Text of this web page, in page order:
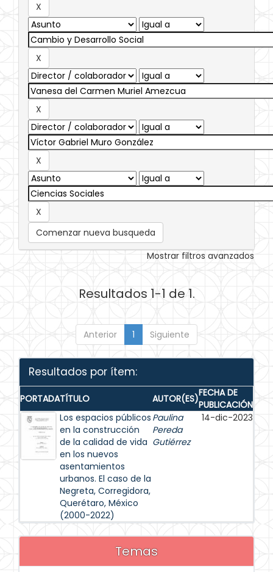
Comenzar nueva busqueda
Mostrar filtros avanzados
Resultados 1-1 de 1.
Anterior 1 Siguiente
Resultados por ítem:
PORTADATÍTULO AUTOR(ES)FECHA DE
PUBLICACIÓN
Los espacios públicos
en la construcción
de la calidad de vida
en los nuevos
asentamientos
urbanos. El caso de la
Negreta, Corregidora,
Querétaro, México
(2000-2022)
Paulina
Pereda
Gutiérrez
14-dic-2023
Temas